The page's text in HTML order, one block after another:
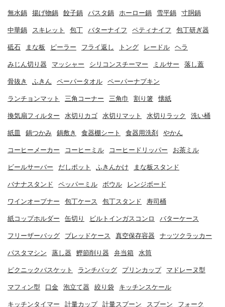
無水鍋 揚げ物鍋 餃子鍋 パスタ鍋 ホーロー鍋 雪平鍋 寸胴鍋
中華鍋 スキレット 包丁 バターナイフ ペティナイフ 包丁研ぎ器
砥石 まな板 ピーラー フライ返し トング レードル ヘラ
みじん切り器 マッシャー シリコンスチーマー ミルサー 落し蓋
骨抜き ふきん ペーパータオル ペーパーナプキン
ランチョンマット 三角コーナー 三角巾 割り箸 懐紙
換気扇フィルター 水切りカゴ 水切りマット 水切りラック 洗い桶
紙皿 鍋つかみ 鍋敷き 食器棚シート 食器用洗剤 やかん
コーヒーメーカー コーヒーミル コーヒードリッパー お茶ミル
ビールサーバー だしポット ふきんかけ まな板スタンド
バナナスタンド ペッパーミル ボウル レンジボード
ワインオープナー 包丁ケース 包丁スタンド 寿司桶
紙コップホルダー 缶切り ビルトインガスコンロ バターケース
フリーザーバッグ ブレッドケース 真空保存容器 ナッツクラッカー
パスタマシン 蒸し器 鰹節削り器 弁当箱 水筒
ピクニックバスケット ランチバッグ プリンカップ マドレーヌ型
マフィン型 口金 泡立て器 絞り袋 キッチンスケール
キッチンタイマー 計量カップ 計量スプーン スプーン フォーク